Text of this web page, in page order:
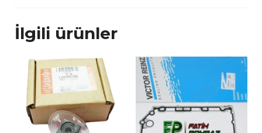
İlgili ürünler